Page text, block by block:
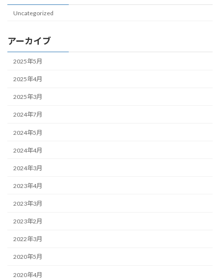
Uncategorized
アーカイブ
2025年5月
2025年4月
2025年3月
2024年7月
2024年5月
2024年4月
2024年3月
2023年4月
2023年3月
2023年2月
2022年3月
2020年5月
2020年4月